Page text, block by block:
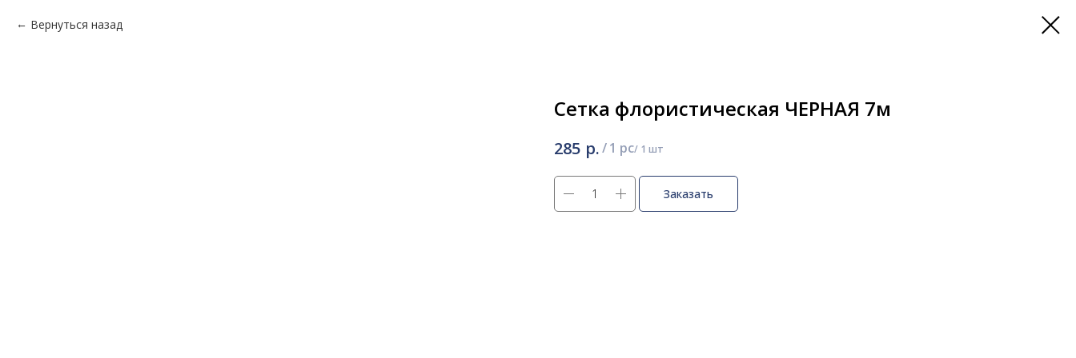
Вернуться назад
Сетка флористическая ЧЕРНАЯ 7м
285 р./1 pc
Заказать